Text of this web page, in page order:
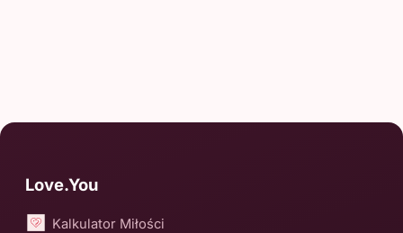
Love.You
Kalkulator Miłości